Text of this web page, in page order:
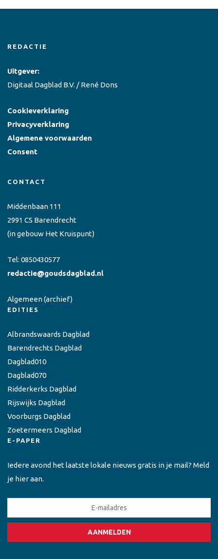
REDACTIE
Uitgever:
Digitaal Dagblad B.V. / René Dons
Cookieverklaring
Privacyverklaring
Algemene voorwaarden
Consent
CONTACT
Middenbaan 111
2991 CS Barendrecht
(in gebouw Het Kruispunt)
Tel: 0850430577
redactie@goudsdagblad.nl
Algemeen(archief)
EDITIES
Albrandswaards Dagblad
Barendrechts Dagblad
Dagblad010
Dagblad070
Ridderkerks Dagblad
Rijswijks Dagblad
Voorburgs Dagblad
Zoetermeers Dagblad
E-PAPER
Iedere avond het laatste lokale nieuws gratis in je mail? Meld
je hier aan.